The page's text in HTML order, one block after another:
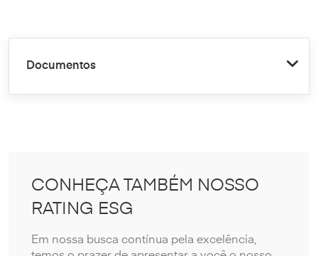
Documentos
CONHEÇA TAMBÉM NOSSO
RATING ESG
Em nossa busca contínua pela excelência,